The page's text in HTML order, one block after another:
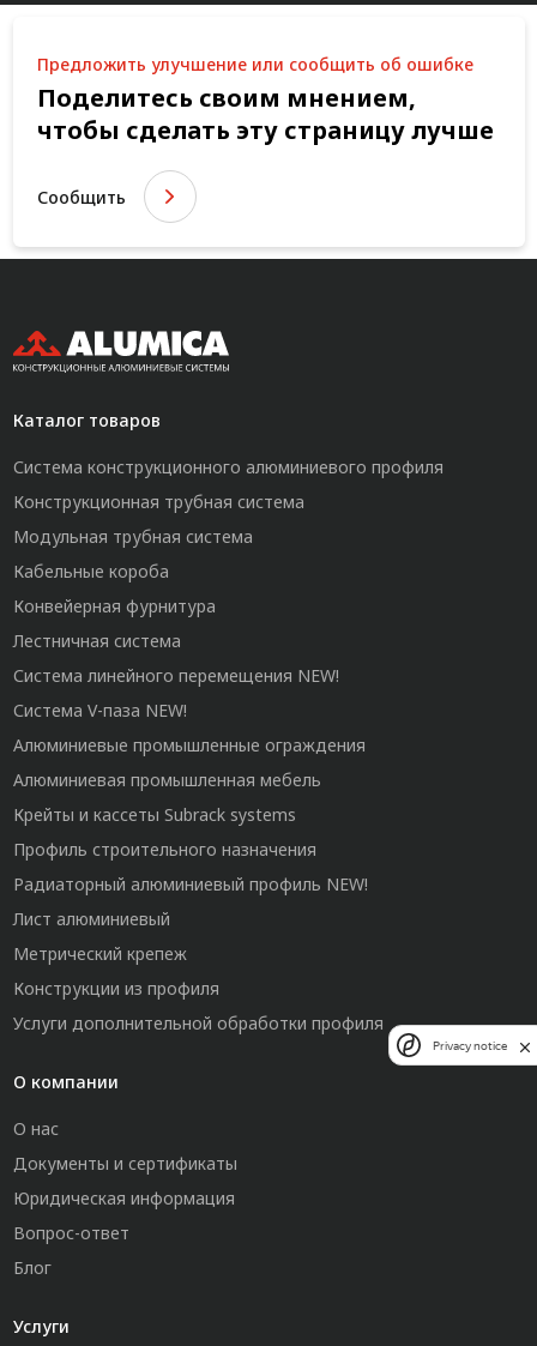
Предложить улучшение или сообщить об ошибке
Поделитесь своим мнением,
чтобы сделать эту страницу лучше
Сообщить
Каталог товаров
Система конструкционного алюминиевого профиля
Конструкционная трубная система
Модульная трубная система
Кабельные короба
Конвейерная фурнитура
Лестничная система
Система линейного перемещения NEW!
Система V-паза NEW!
Алюминиевые промышленные ограждения
Алюминиевая промышленная мебель
Крейты и кассеты Subrack systems
Профиль строительного назначения
Радиаторный алюминиевый профиль NEW!
Лист алюминиевый
Метрический крепеж
Конструкции из профиля
Услуги дополнительной обработки профиля
О компании
О нас
Документы и сертификаты
Юридическая информация
Вопрос-ответ
Блог
Услуги
Privacy notice